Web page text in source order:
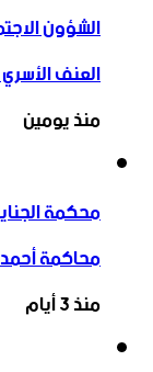
الشؤون
العنف الأسري ‏
منذ يومين
محكمة
محاكمة
منذ 3 أيام